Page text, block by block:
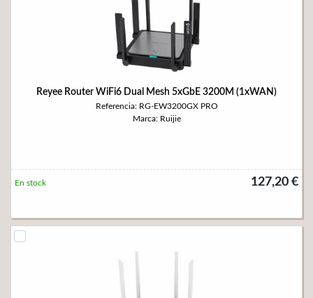
Reyee Router WiFi6 Dual Mesh 5xGbE 3200M (1xWAN)
Referencia: RG-EW3200GX PRO
Marca: Ruijie
127,20 €
En stock